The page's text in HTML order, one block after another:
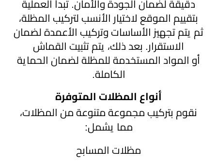
دقيقة لضمان الجودة والأمان. تبدأ العملية
بتقييم الموقع لاختيار الأنسب لتركيب المظلة،
ثم يتم تجهيز الأساسات وتركيب الأعمدة لضمان
الاستقرار. بعد ذلك، يتم تثبيت القماش
أو المواد المستخدمة للمظلة لضمان الحماية
الكاملة.
أنواع المظلات المتوفرة
نقوم بتركيب مجموعة متنوعة من المظلات،
مما يشمل:
مظلات المسابح